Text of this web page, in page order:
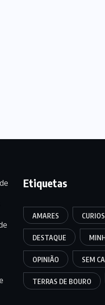
Etiquetas
AMARES
DESTAQUE
OPINIÃO SEM
TERRAS DE BOURO